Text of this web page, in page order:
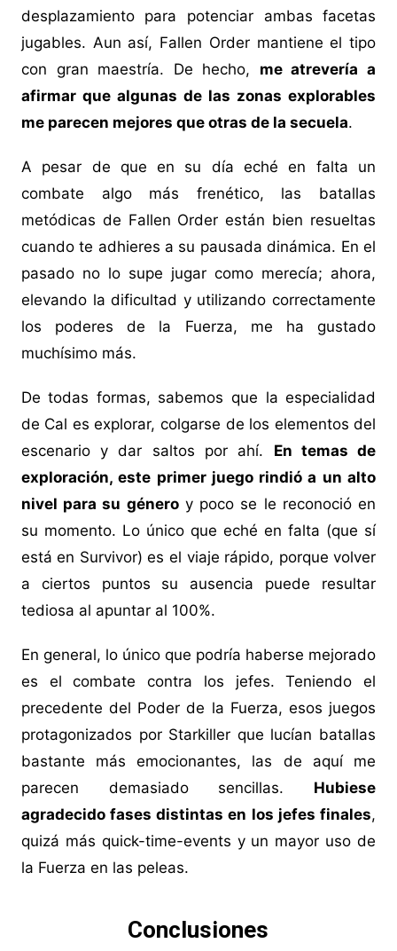
desplazamiento para potenciar ambas facetas
jugables. Aun así, Fallen Order mantiene el tipo
con gran maestría. De hecho, me atrevería a
afirmar que algunas de las zonas explorables
me parecen mejores que otras de la secuela.
A pesar de que en su día eché en falta un
combate algo más frenético, las batallas
metódicas de Fallen Order están bien resueltas
cuando te adhieres a su pausada dinámica. En el
pasado no lo supe jugar como merecía; ahora,
elevando la dificultad y utilizando correctamente
los poderes de la Fuerza, me ha gustado
muchísimo más.
De todas formas, sabemos que la especialidad
de Cal es explorar, colgarse de los elementos del
escenario y dar saltos por ahí. En temas de
exploración, este primer juego rindió a un alto
nivel para su géneroy poco se le reconoció en
su momento. Lo único que eché en falta (que sí
está en Survivor) es el viaje rápido, porque volver
a ciertos puntos su ausencia puede resultar
tediosa al apuntar al 100%.
En general, lo único que podría haberse mejorado
es el combate contra los jefes. Teniendo el
precedente del Poder de la Fuerza, esos juegos
protagonizados por Starkiller que lucían batallas
bastante más emocionantes, las de aquí me
parecen demasiado sencillas. Hubiese
agradecido fases distintas en los jefes finales,
quizá más quick-time-events y un mayor uso de
la Fuerza en las peleas.
Conclusiones